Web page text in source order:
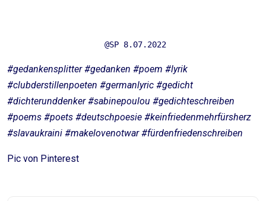
@SP 8.07.2022
#gedankensplitter #gedanken #poem #lyrik
#clubderstillenpoeten #germanlyric #gedicht
#dichterunddenker #sabinepoulou #gedichteschreiben
#poems #poets #deutschpoesie #keinfriedenmehrfürsherz
#slavaukraini #makelovenotwar #fürdenfriedenschreiben
Pic von Pinterest